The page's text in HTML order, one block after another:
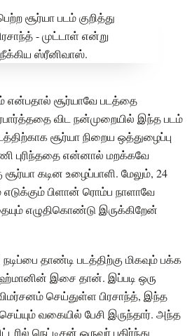
என்பதால் சூர்யாவே படத்தை
விட நன்முறையில் இந்த படம்
சூர்யா நிறைய ஒத்துழைப்பு
புரிந்ததை என்னால் மறக்கவே
கடின உழைப்பாளி. மேலும், 24
பிளான் ரொம்ப நாளாவே
எழுதிகொண்டு இருக்கிறேன்
தாண்டி படத்திற்கு மிகவும் பக்க
இசை தான். இப்படி ஒரு
செய்துள்ள பிரசாந்த், இந்த
வகையில் பேசி இருந்தார். அந்த
நெட்டிசன் ஒருவர் பகிர்ந்து